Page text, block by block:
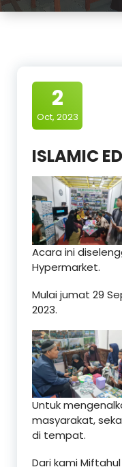
2
Oct, 2023
ISLAMIC
Acara ini
Hypermarket.
Mulai jumat 29
2023.
Untuk
masyarakat,
di tempat.
Dari kami